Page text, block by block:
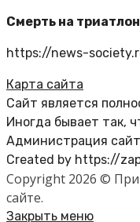
Смерть на
https://news-
Карта сайта
Сайт является
Иногда бывает так,
Администрация
Created by https://
Copyright 2026 ©
сайте.
Закрыть меню